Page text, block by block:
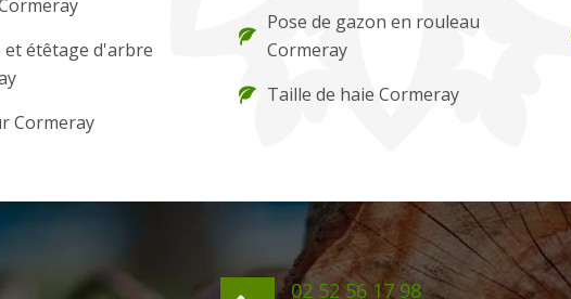
et étêtage d'arbre
Cormeray
Pose de gazon en rouleau
Cormeray
Taille de haie Cormeray
02 52 56 17 98